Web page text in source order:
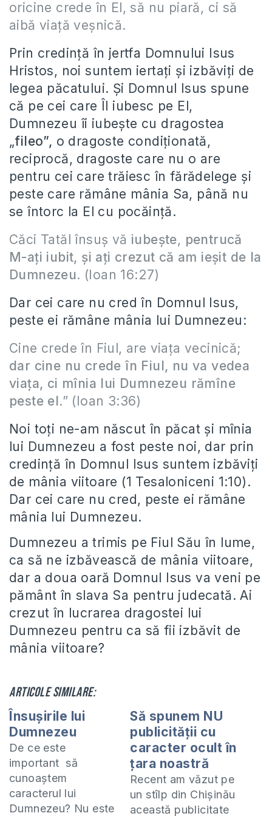
oricine crede în El, să nu piară, ci să
aibă viață veșnică.
Prin credință în jertfa Domnului Isus
Hristos, noi suntem iertați și izbăviți de
legea păcatului. Și Domnul Isus spune
că pe cei care Îl iubesc pe El,
Dumnezeu îi iubește cu dragostea
„fileo”, o dragoste condiționată,
reciprocă, dragoste care nu o are
pentru cei care trăiesc în fărădelege și
peste care rămâne mânia Sa, până nu
se întorc la El cu pocăință.
Căci Tatăl însuş vă iubeşte, pentrucă
M-aţi iubit, şi aţi crezut că am ieşit de la
Dumnezeu. (Ioan 16:27)
Dar cei care nu cred în Domnul Isus,
peste ei rămâne mânia lui Dumnezeu:
Cine crede în Fiul, are viaţa vecinică;
dar cine nu crede în Fiul, nu va vedea
viaţa, ci mînia lui Dumnezeu rămîne
peste el.” (Ioan 3:36)
Noi toți ne-am născut în păcat și mînia
lui Dumnezeu a fost peste noi, dar prin
credință în Domnul Isus suntem izbăviți
de mânia viitoare (1 Tesaloniceni 1:10).
Dar cei care nu cred, peste ei rămâne
mânia lui Dumnezeu.
Dumnezeu a trimis pe Fiul Său în lume,
ca să ne izbăvească de mânia viitoare,
dar a doua oară Domnul Isus va veni pe
pământ în slava Sa pentru judecată. Ai
crezut în lucrarea dragostei lui
Dumnezeu pentru ca să fii izbăvit de
mânia viitoare?
Articole similare:
Însuşirile lui
Dumnezeu
De ce este
important să
cunoaştem
caracterul lui
Dumnezeu? Nu este
Să spunem NU
publicităţii cu
caracter ocult în
ţara noastră
Recent am văzut pe
un stîlp din Chişinău
această publicitate